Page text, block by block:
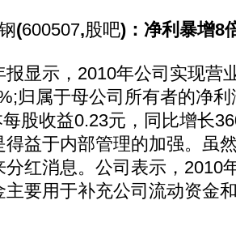
(600507,股吧)：净利暴增8
示，2010年公司实现营
归属于母公司所有者的净
股收益0.23元，同比增长
得益于内部管理的加强。虽
分红消息。公司表示，2010
主要用于补充公司流动资金